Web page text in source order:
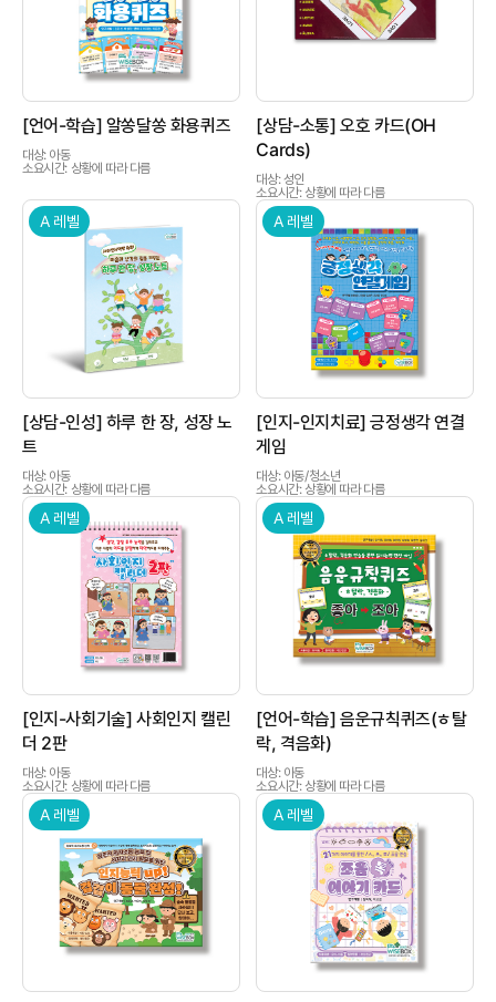
상품이미지
[언어-학습] 알쏭달쏭 화용퀴즈
대상: 아동
소요시간: 상황에 따라 다름
상품이미지
[상담-소통] 오호 카드(OH
Cards)
대상: 성인
소요시간: 상황에 따라 다름
상품이미지
A 레벨
[상담-인성] 하루 한 장, 성장 노
트
대상: 아동
소요시간: 상황에 따라 다름
상품이미지
A 레벨
[인지-인지치료] 긍정생각 연결
게임
대상: 아동/청소년
소요시간: 상황에 따라 다름
상품이미지
A 레벨
[인지-사회기술] 사회인지 캘린
더 2판
대상: 아동
소요시간: 상황에 따라 다름
상품이미지
A 레벨
[언어-학습] 음운규칙퀴즈(ㅎ탈
락, 격음화)
대상: 아동
소요시간: 상황에 따라 다름
상품이미지
A 레벨
상품이미지
A 레벨